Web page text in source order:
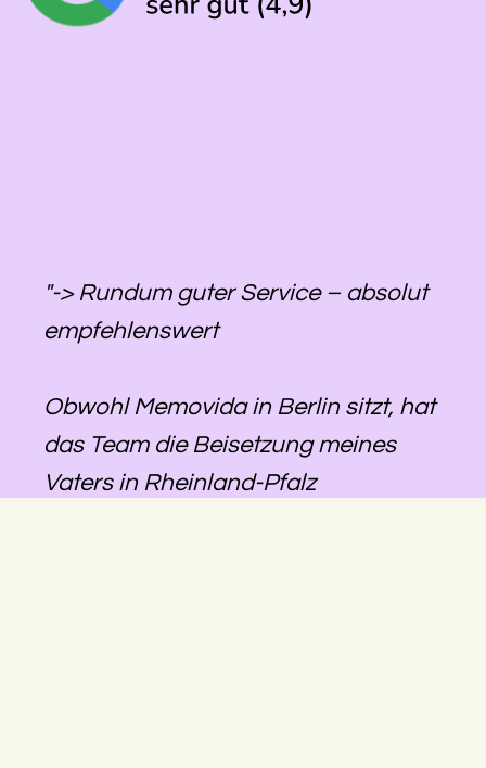
"-> Rundum guter Service – absolut
empfehlenswert
Obwohl Memovida in Berlin sitzt, hat
das Team die Beisetzung meines
Vaters in Rheinland-Pfalz